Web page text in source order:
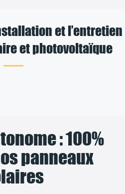
et l’entretien
et photovoltaïque
: 100%
panneaux